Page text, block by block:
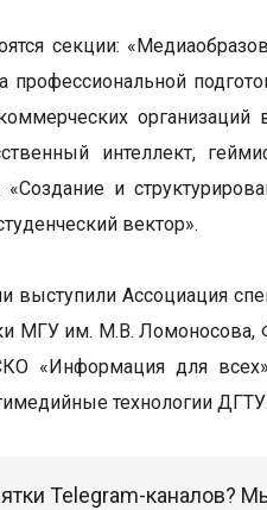
секции:
профессиональной
интеллект,
«Создание и
вектор».
выступили Ассоциация
МГУ им. М.В. Ломоносова,
«Информация для
технологии ДГТУ.
Telegram-каналов?